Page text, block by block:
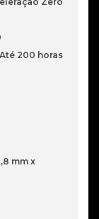
200 horas
mm x